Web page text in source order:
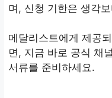
며, 신청 기한은 생각
메달리스트에게 제공
면, 지금 바로 공식 채
서류를 준비하세요.